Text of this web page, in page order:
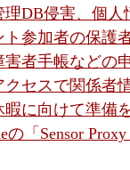
理DB侵害、個人
ト参加者の保護
害者手帳などの
クセスで関係者
暇に向けて準備
の「Sensor